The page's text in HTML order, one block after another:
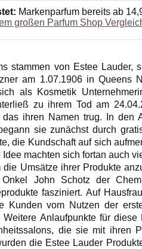
Markenparfum bereits ab
großen Parfum Shop
stammen von Estee Lauder,
am 1.07.1906 in Queens
als Kosmetik
zu ihrem Tod am
das ihren Namen trug. In den
sie zunächst durch
die Kundschaft auf sich
machten sich fortan auch
die Umsätze ihrer Produkte
John Schotz der
fasziniert. Auf
Kunden vom Nutzen der
Weitere Anlaufpunkte für diese
die sie mit ihren
die Estee Lauder